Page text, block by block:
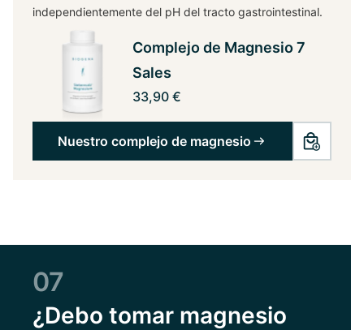
independientemente del pH del tracto gastrointestinal.
Complejo de Magnesio 7
Sales
33,90 €
Nuestro complejo de magnesio
07
¿Debo tomar magnesio